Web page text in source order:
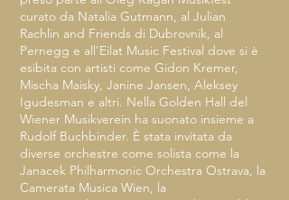
curato da Natalia Gutmann, al Julian
Rachlin and Friends di Dubrovnik, al
Pernegg e all'Eilat Music Festival dove si è
esibita con artisti come Gidon Kremer,
Mischa Maisky, Janine Jansen, Aleksey
Igudesman e altri. Nella Golden Hall del
Wiener Musikverein ha suonato insieme a
Rudolf Buchbinder. È stata invitata da
diverse orchestre come solista come la
Janacek Philharmonic Orchestra Ostrava, la
Camerata Musica Wien, la